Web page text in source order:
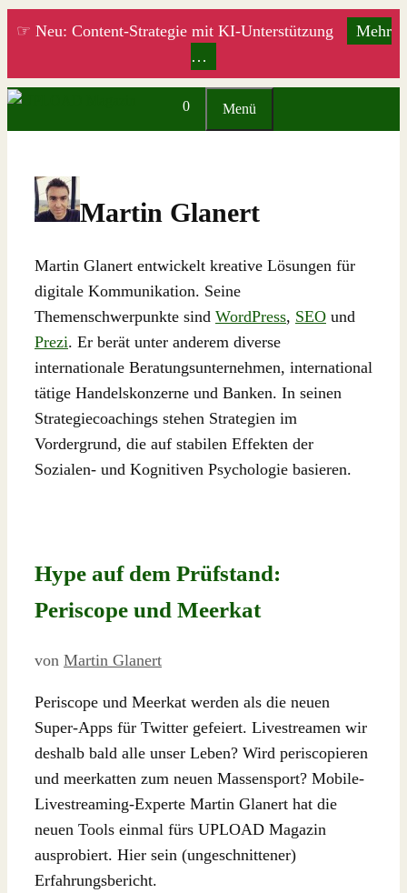
Zum
☞ Neu: Content-Strategie mit KI-Unterstützung
Mehr
…
0 Menü
Martin Glanert
Martin Glanert entwickelt kreative Lösungen für
digitale Kommunikation. Seine
Themenschwerpunkte sind WordPress, SEO und
Prezi. Er berät unter anderem diverse
internationale Beratungsunternehmen, international
tätige Handelskonzerne und Banken. In seinen
Strategiecoachings stehen Strategien im
Vordergrund, die auf stabilen Effekten der
Sozialen- und Kognitiven Psychologie basieren.
Hype auf dem Prüfstand:
Periscope und Meerkat
von Martin Glanert
Periscope und Meerkat werden als die neuen
Super-Apps für Twitter gefeiert. Livestreamen wir
deshalb bald alle unser Leben? Wird periscopieren
und meerkatten zum neuen Massensport? Mobile-
Livestreaming-Experte Martin Glanert hat die
neuen Tools einmal fürs UPLOAD Magazin
ausprobiert. Hier sein (ungeschnittener)
Erfahrungsbericht.